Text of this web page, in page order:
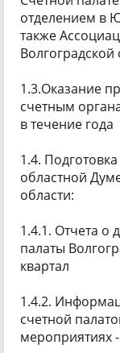
отделением в
также
Волгоградской
1.3.Оказание
счетным
в течение года
1.4.
областной
области:
1.4.1. Отчета о
палаты
квартал
1.4.2.
счетной
мероприятиях